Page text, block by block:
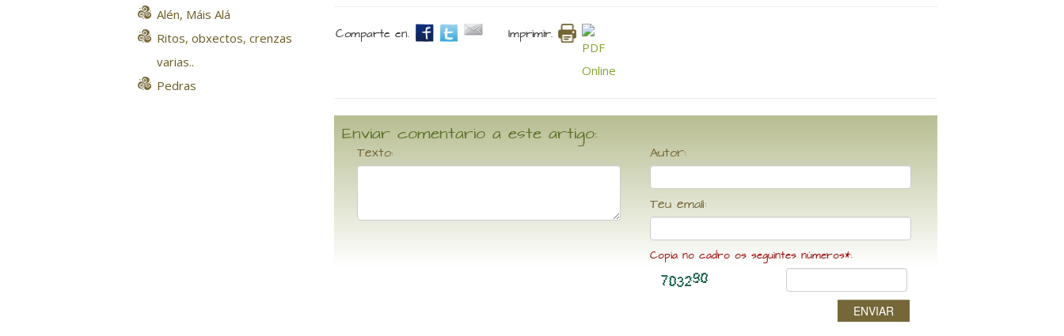
Alén, Máis Alá
Ritos, obxectos, crenzas
varias..
Pedras
Comparte en. Imprimir.
Enviar comentario a este artigo:
Texto: Autor:
Teu email:
Copia no cadro os seguintes números*:
ENVIAR